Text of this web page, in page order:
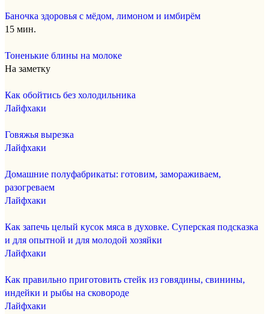
Баночка здоровья с мёдом, лимоном и имбирём
15 мин.
Тоненькие блины на молоке
На заметку
Как обойтись без холодильника
Лайфхаки
Говяжья вырезка
Лайфхаки
Домашние полуфабрикаты: готовим, замораживаем,
разогреваем
Лайфхаки
Как запечь целый кусок мяса в духовке. Суперская подсказка
и для опытной и для молодой хозяйки
Лайфхаки
Как правильно приготовить стейк из говядины, свинины,
индейки и рыбы на сковороде
Лайфхаки